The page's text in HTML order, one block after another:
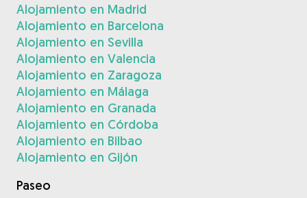
Alojamiento en Madrid
Alojamiento en Barcelona
Alojamiento en Sevilla
Alojamiento en Valencia
Alojamiento en Zaragoza
Alojamiento en Málaga
Alojamiento en Granada
Alojamiento en Córdoba
Alojamiento en Bilbao
Alojamiento en Gijón
Paseo